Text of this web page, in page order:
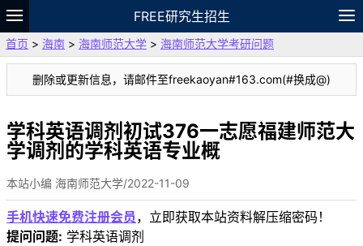
FREE研究生招生
题库
故事 专题 APP 笔记
论坛
VIP
资料
首页 > 海南 > 海南师范大学 > 海南师范大学考研问题
删除或更新信息，请邮件至freekaoyan#163.com(#换成@)
学科英语调剂初试376一志愿福建师范大
学调剂的学科英语专业概
本站小编 海南师范大学/2022-11-09
手机快速免费注册会员 ，立即获取本站资料解压缩密码！
提问问题: 学科英语调剂